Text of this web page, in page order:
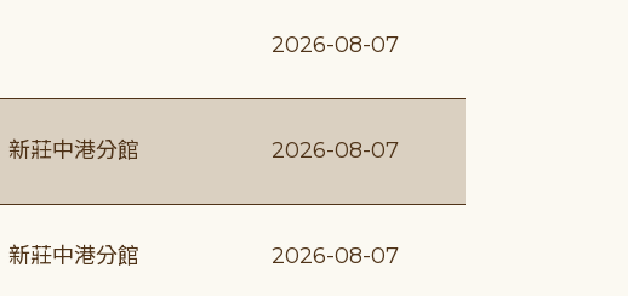
2026-08-07
新莊中港分館 2026-08-07
新莊中港分館 2026-08-07